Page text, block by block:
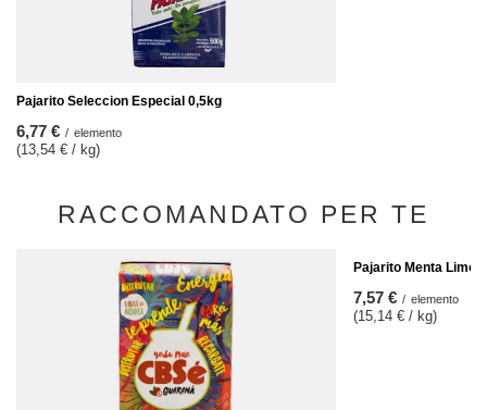
Pajarito Seleccion Especial 0,5kg
6,77 € / elemento
(13,54 € / kg)
RACCOMANDATO PER TE
Pajarito Menta Limon
7,57 € / elemento
(15,14 € / kg)